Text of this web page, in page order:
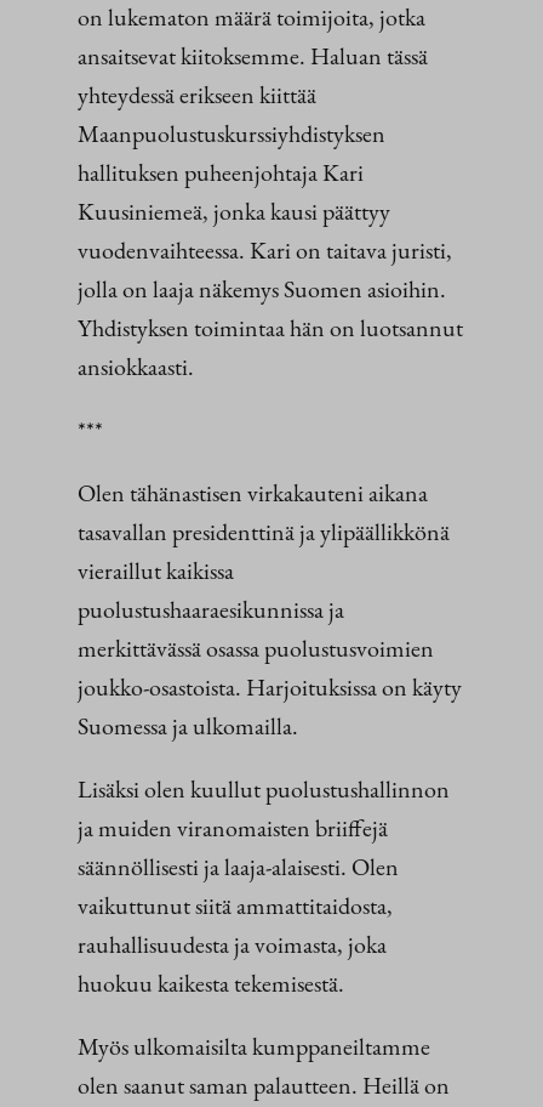
on lukematon määrä toimijoita, jotka
ansaitsevat kiitoksemme. Haluan tässä
yhteydessä erikseen kiittää
Maanpuolustuskurssiyhdistyksen
hallituksen puheenjohtaja Kari
Kuusiniemeä, jonka kausi päättyy
vuodenvaihteessa. Kari on taitava juristi,
jolla on laaja näkemys Suomen asioihin.
Yhdistyksen toimintaa hän on luotsannut
ansiokkaasti.
***
Olen tähänastisen virkakauteni aikana
tasavallan presidenttinä ja ylipäällikkönä
vieraillut kaikissa
puolustushaaraesikunnissa ja
merkittävässä osassa puolustusvoimien
joukko-osastoista. Harjoituksissa on käyty
Suomessa ja ulkomailla.
Lisäksi olen kuullut puolustushallinnon
ja muiden viranomaisten briiffejä
säännöllisesti ja laaja-alaisesti. Olen
vaikuttunut siitä ammattitaidosta,
rauhallisuudesta ja voimasta, joka
huokuu kaikesta tekemisestä.
Myös ulkomaisilta kumppaneiltamme
olen saanut saman palautteen. Heillä on